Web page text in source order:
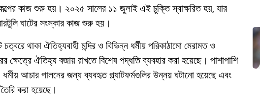
কাজ শুরু হয়। ২০২৫ সালের ১১ জুলাই এই চুক্তি স্বাক্ষরিত হয়, যার
ঘাটের সংস্কার কাজ শুরু হয়।
থাকা ঐতিহ্যবাহী মন্দির ও বিভিন্ন ধর্মীয় পরিকাঠামো মেরামত ও
ক্ষেত্রে ঐতিহ্য বজায় রাখতে বিশেষ পদ্ধতি ব্যবহার করা হয়েছে। পাশাপাশি
আচার পালনের জন্য ব্যবহৃত প্ল্যাটফর্মগুলির উন্নয় ঘটানো হয়েছে এবং
করা হয়েছে।